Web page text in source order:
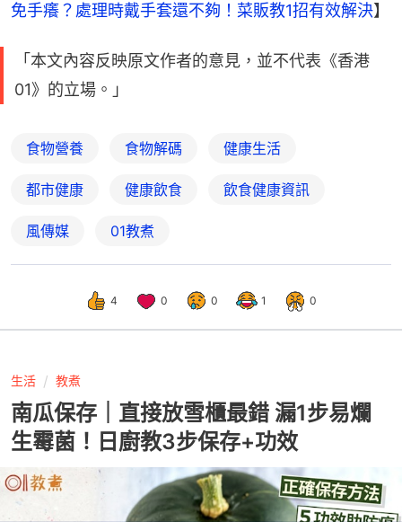
免手癢？處理時戴手套還不夠！菜販教1招有效解決】
「本文內容反映原文作者的意見，並不代表《香港
01》的立場。」
食物營養 食物解碼 健康生活
都市健康 健康飲食 飲食健康資訊
風傳媒 01教煮
4 0 0 1 0
生活 教煮
南瓜保存｜直接放雪櫃最錯 漏1步易爛
生霉菌！日廚教3步保存+功效